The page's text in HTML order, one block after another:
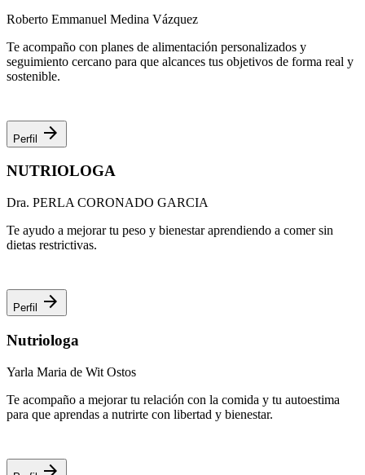
Roberto Emmanuel Medina Vázquez
Te acompaño con planes de alimentación personalizados y
seguimiento cercano para que alcances tus objetivos de forma real y
sostenible.
Perfil arrow_forward
NUTRIOLOGA
Dra. PERLA CORONADO GARCIA
Te ayudo a mejorar tu peso y bienestar aprendiendo a comer sin
dietas restrictivas.
Perfil arrow_forward
Nutriologa
Yarla Maria de Wit Ostos
Te acompaño a mejorar tu relación con la comida y tu autoestima
para que aprendas a nutrirte con libertad y bienestar.